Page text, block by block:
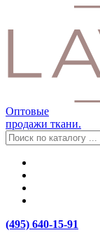
Оптовые
продажи ткани.
(495) 640-15-91